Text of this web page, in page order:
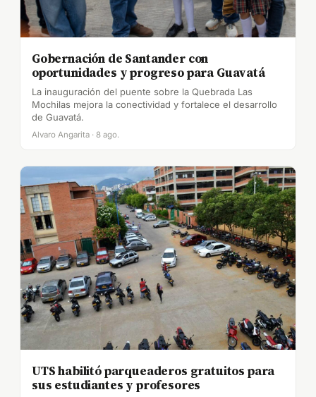
Gobernación de Santander con
oportunidades y progreso para Guavatá
La inauguración del puente sobre la Quebrada Las
Mochilas mejora la conectividad y fortalece el desarrollo
de Guavatá.
Alvaro Angarita · 8 ago.
UTS habilitó parqueaderos gratuitos para
sus estudiantes y profesores